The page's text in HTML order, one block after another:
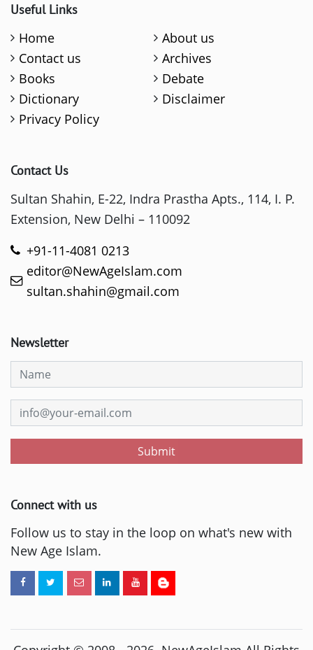
Useful Links
Home
About us
Contact us
Archives
Books
Debate
Dictionary
Disclaimer
Privacy Policy
Contact Us
Sultan Shahin, E-22, Indra Prastha Apts., 114, I. P.
Extension, New Delhi – 110092
+91-11-4081 0213
editor@NewAgeIslam.com
sultan.shahin@gmail.com
Newsletter
Submit
Connect with us
Follow us to stay in the loop on what's new with
New Age Islam.